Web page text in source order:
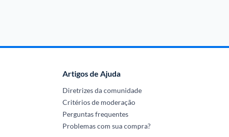
Artigos de Ajuda
Diretrizes da comunidade
Critérios de moderação
Perguntas frequentes
Problemas com sua compra?